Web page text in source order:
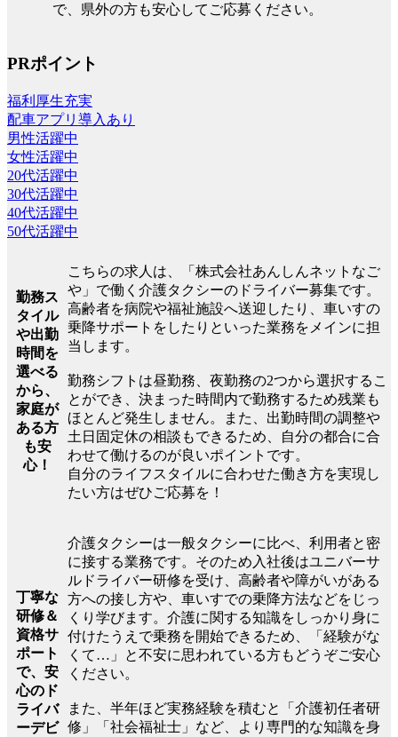
で、県外の方も安心してご応募ください。
PRポイント
福利厚生充実
配車アプリ導入あり
男性活躍中
女性活躍中
20代活躍中
30代活躍中
40代活躍中
50代活躍中
勤務ス
タイル
や出勤
時間を
選べる
から、
家庭が
ある方
も安
心！
こちらの求人は、「株式会社あんしんネットなご
や」で働く介護タクシーのドライバー募集です。
高齢者を病院や福祉施設へ送迎したり、車いすの
乗降サポートをしたりといった業務をメインに担
当します。
勤務シフトは昼勤務、夜勤務の2つから選択するこ
とができ、決まった時間内で勤務するため残業も
ほとんど発生しません。また、出勤時間の調整や
土日固定休の相談もできるため、自分の都合に合
わせて働けるのが良いポイントです。
自分のライフスタイルに合わせた働き方を実現し
たい方はぜひご応募を！
丁寧な
研修＆
資格サ
ポート
で、安
心のド
ライバ
ーデビ
介護タクシーは一般タクシーに比べ、利用者と密
に接する業務です。そのため入社後はユニバーサ
ルドライバー研修を受け、高齢者や障がいがある
方への接し方や、車いすでの乗降方法などをじっ
くり学びます。介護に関する知識をしっかり身に
付けたうえで乗務を開始できるため、「経験がな
くて…」と不安に思われている方もどうぞご安心
ください。
また、半年ほど実務経験を積むと「介護初任者研
修」「社会福祉士」など、より専門的な知識を身